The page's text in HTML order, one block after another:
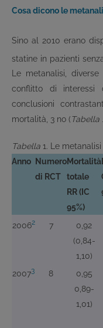
Cosa dicono le
Sino al 2010 erano
statine in pazienti
Le metanalisi,
conflitto di interessi
conclusioni
mortalità, 3 no (Tabella
Tabella 1. Le
Anno
Numero
di RCT
Mortalità
totale
RR (IC
95%)
20062 7
0,92
(0,84-
1,10)
20073 8
0,95
0,89-
1,01)